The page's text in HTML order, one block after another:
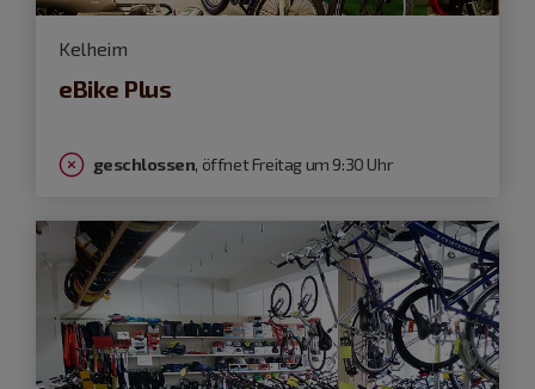
Kelheim
eBike Plus
geschlossen, öffnet Freitag um 9:30 Uhr